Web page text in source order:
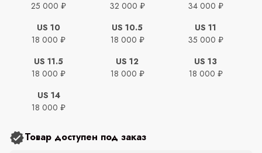
25 000 ₽
32 000 ₽
34 000 ₽
US 10
18 000 ₽
US 10.5
18 000 ₽
US 11
35 000 ₽
US 11.5
18 000 ₽
US 12
18 000 ₽
US 13
18 000 ₽
US 14
18 000 ₽
Товар доступен под заказ